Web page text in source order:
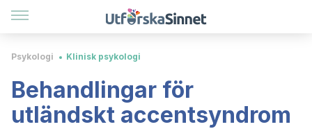
Psykologi Klinisk psykologi
Behandlingar för
utländskt accentsyndrom